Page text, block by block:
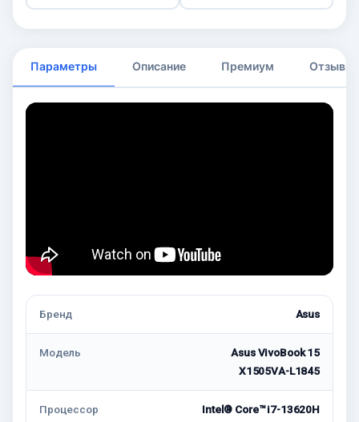
Параметры Описание Премиум Отзывы
Бренд Asus
Модель
Asus VivoBook 15
X1505VA-L1845
Процессор
Intel® Core™ i7-13620H